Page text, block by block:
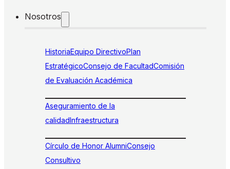
Nosotros
HistoriaEquipo DirectivoPlan
EstratégicoConsejo de FacultadComisión
de Evaluación Académica
Aseguramiento de la
calidadInfraestructura
Círculo de Honor AlumniConsejo
Consultivo